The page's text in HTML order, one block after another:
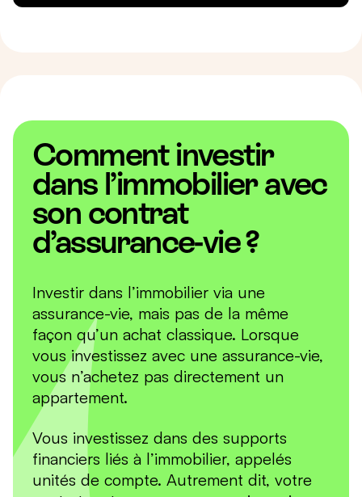
Comment investir
dans l’immobilier avec
son contrat
d’assurance-vie ?
Investir dans l’immobilier via une
assurance-vie, mais pas de la même
façon qu’un achat classique. Lorsque
vous investissez avec une assurance-vie,
vous n’achetez pas directement un
appartement.
Vous investissez dans des supports
financiers liés à l’immobilier, appelés
unités de compte. Autrement dit, votre